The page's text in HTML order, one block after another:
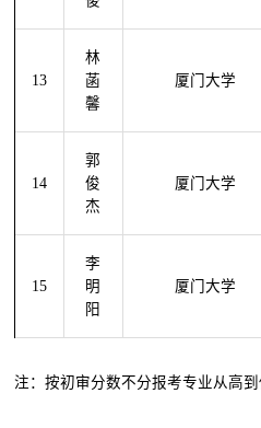
13
林
菡
馨
厦门大学
14
郭
俊
杰
厦门大学
15
李
明
阳
厦门大学
注：按初审分数不分报考专业从高到